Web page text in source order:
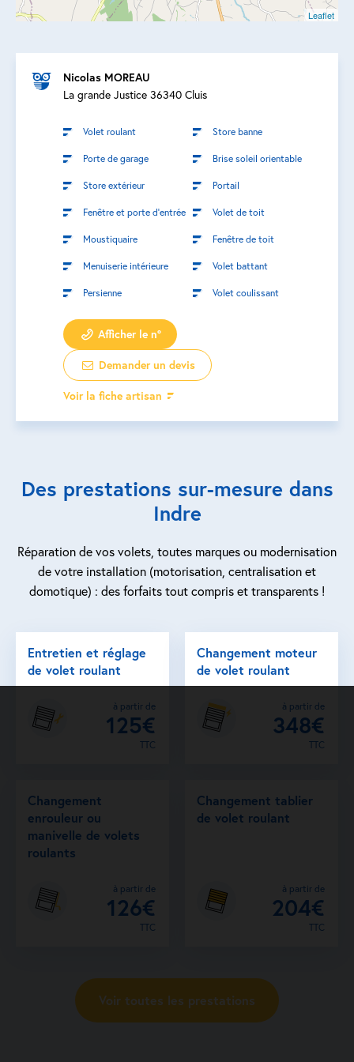
Leaflet
Nicolas MOREAU
La grande Justice 36340 Cluis
Volet roulant Store banne
Porte de garage Brise soleil orientable
Store extérieur Portail
Fenêtre et porte d’entrée Volet de toit
Moustiquaire Fenêtre de toit
Menuiserie intérieure Volet battant
Persienne Volet coulissant
Afficher le n°
Demander un devis
Voir la fiche artisan
Des prestations sur-mesure dans
Indre
Réparation de vos volets, toutes marques ou modernisation
de votre installation (motorisation, centralisation et
domotique) : des forfaits tout compris et transparents !
Entretien et réglage
de volet roulant
à partir de
125€
TTC
Changement moteur
de volet roulant
à partir de
348€
TTC
Changement
enrouleur ou
manivelle de volets
roulants
à partir de
126€
TTC
Changement tablier
de volet roulant
à partir de
204€
TTC
Voir toutes les prestations